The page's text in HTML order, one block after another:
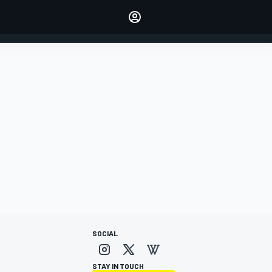
ACCEDI
SOCIAL
STAY IN TOUCH